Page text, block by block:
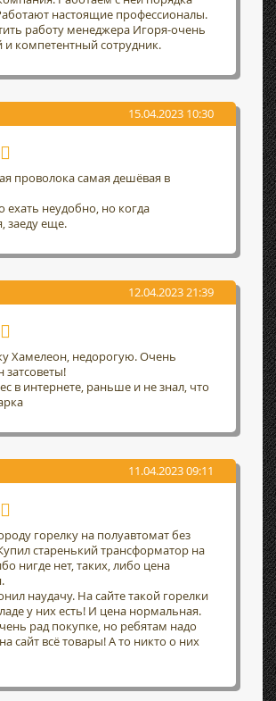
настоящие профессионалы.
работу менеджера Игоря-очень
и компетентный сотрудник.
15.04.2023 10:30
проволока самая дешёвая в
ехать неудобно, но когда
заеду еще.
12.04.2023 21:39
Хамелеон, недорогую. Очень
затсоветы!
в интернете, раньше и не знал, что
11.04.2023 09:11
горелку на полуавтомат без
старенький трансформатор на
нигде нет, таких, либо цена
наудачу. На сайте такой горелки
у них есть! И цена нормальная.
рад покупке, но ребятам надо
сайт всё товары! А то никто о них